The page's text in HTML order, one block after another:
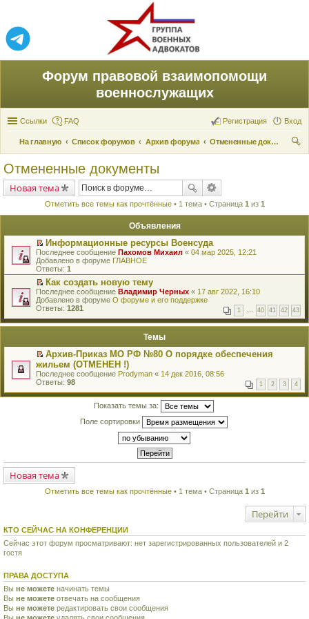
Форум правовой взаимопомощи
военнослужащих
Ссылки FAQ Вход
Регистрация
На главную Список форумов Архив форума
Отмененные документы
Отмененные документы
Новая тема
Отметить все темы как прочтённые• 1 тема • Страница 1 из 1
Объявления
П
е
р
е
й
т
и
к
е
о
м
у
н
е
п
р
о
м
у
с
е
н
и
Информационные ресурсы Военсуда
Последнее сообщение Пахомов Михаил « 04 мар 2025, 12:21
Добавлено в форуме ГЛАВНОЕ
Ответы: 1
П
е
р
й
к
п
е
р
в
м
и
а
н
н
с
о
о
е
н
и
ю
Как создать новую тему
Последнее сообщение Владимир Черных « 17 авг 2022, 16:10
Добавлено в форуме О форуме и его поддержке
Ответы: 1281 1 … 40 41 42 43
Темы
П
е
р
е
й
о
м
у
н
е
ч
и
т
о
у
с
о
Архив-Приказ МО РФ №80 О порядке обеспечения
жильем (ОТМЕНЕН !)
Последнее сообщение Prodyman « 14 дек 2016, 08:56
Ответы: 98 1 2 3 4
Показать темы за:
Поле сортировки
Новая тема
Отметить все темы как прочтённые• 1 тема • Страница 1 из 1
Перейти
КТО СЕЙЧАС НА КОНФЕРЕНЦИИ
Сейчас этот форум просматривают: нет зарегистрированных пользователей и 2
гостя
ПРАВА ДОСТУПА
Вы не можете начинать темы
Вы не можете отвечать на сообщения
Вы не можете редактировать свои сообщения